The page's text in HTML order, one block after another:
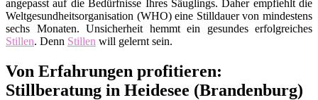
angepasst auf die Bedürfnisse Ihres Säuglings. Daher empfiehlt die
Weltgesundheitsorganisation (WHO) eine Stilldauer von mindestens
sechs Monaten. Unsicherheit hemmt ein gesundes erfolgreiches
Stillen. Denn Stillen will gelernt sein.
Von Erfahrungen profitieren:
Stillberatung in Heidesee (Brandenburg)